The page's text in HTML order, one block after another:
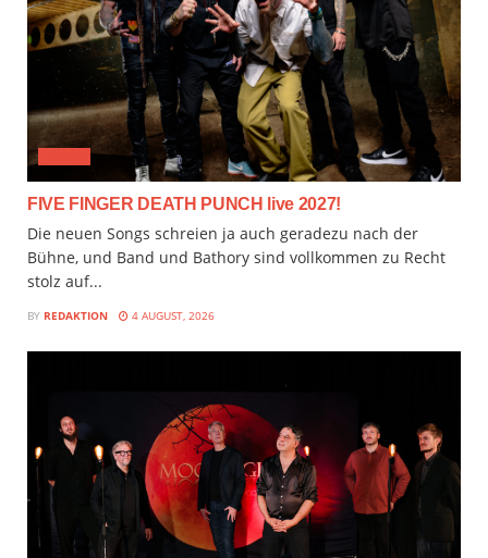
FIVE FINGER DEATH PUNCH live 2027!
Die neuen Songs schreien ja auch geradezu nach der
Bühne, und Band und Bathory sind vollkommen zu Recht
stolz auf...
BY REDAKTION 4 AUGUST, 2026